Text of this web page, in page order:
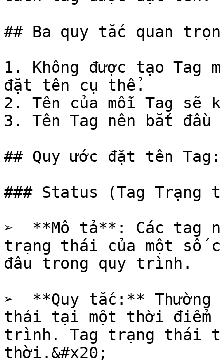
## Ba quy tắc quan
1. Không được tạo Tag
đặt tên cụ thể.
2. Tên của mỗi Tag sẽ
3. Tên Tag nên bắt đầu
## Quy ước đặt tên Tag:
### Status (Tag Trạng
➢  **Mô tả**: Các tag
trạng thái của một số
đâu trong quy trình.
➢  **Quy tắc:** Thường
thái tại một thời điểm
trình. Tag trạng thái
thời.&#x20;